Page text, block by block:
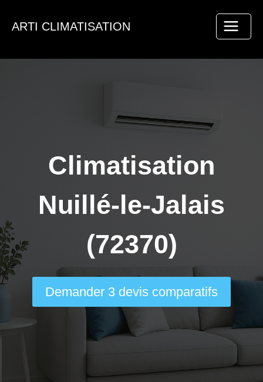
ARTI CLIMATISATION
Climatisation
Nuillé-le-Jalais
(72370)
Demander 3 devis comparatifs